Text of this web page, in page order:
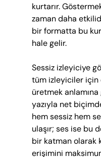
kurtarır.
zaman daha
bir formatta bu
hale gelir.
Sessiz izleyiciye
tüm izleyiciler
üretmek
yazıyla net
hem sessiz hem
ulaşır; ses ise bu
bir katman olarak
erişimini